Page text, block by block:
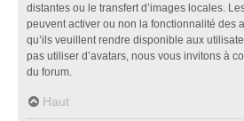
distantes ou le transfert d’images locales.
peuvent activer ou non la fonctionnalité des
qu’ils veuillent rendre disponible aux
pas utiliser d’avatars, nous vous invitons à
du forum.
Haut